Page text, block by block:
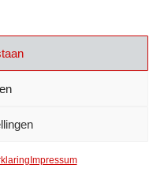
Impressum